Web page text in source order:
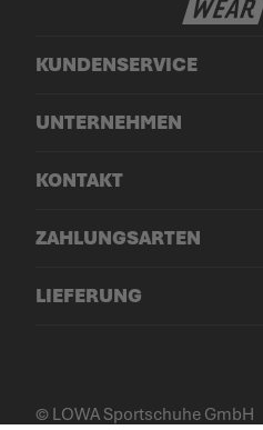
KUNDENSERVICE
UNTERNEHMEN
KONTAKT
ZAHLUNGSARTEN
LIEFERUNG
© LOWA Sportschuhe GmbH